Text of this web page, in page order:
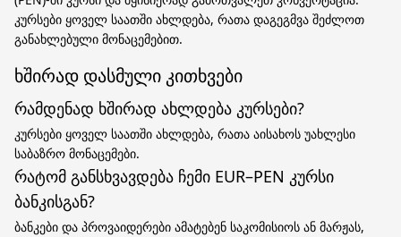
კურსები ყოველ საათში ახლდება, რათა დაგეგმვა შეძლოთ
განახლებული მონაცემებით.
ხშირად დასმული კითხვები
რამდენად ხშირად ახლდება კურსები?
კურსები ყოველ საათში ახლდება, რათა აისახოს უახლესი
საბაზრო მონაცემები.
რატომ განსხვავდება ჩემი EUR–PEN კურსი
ბანკისგან?
ბანკები და პროვაიდერები ამატებენ საკომისიოს ან მარჟას,